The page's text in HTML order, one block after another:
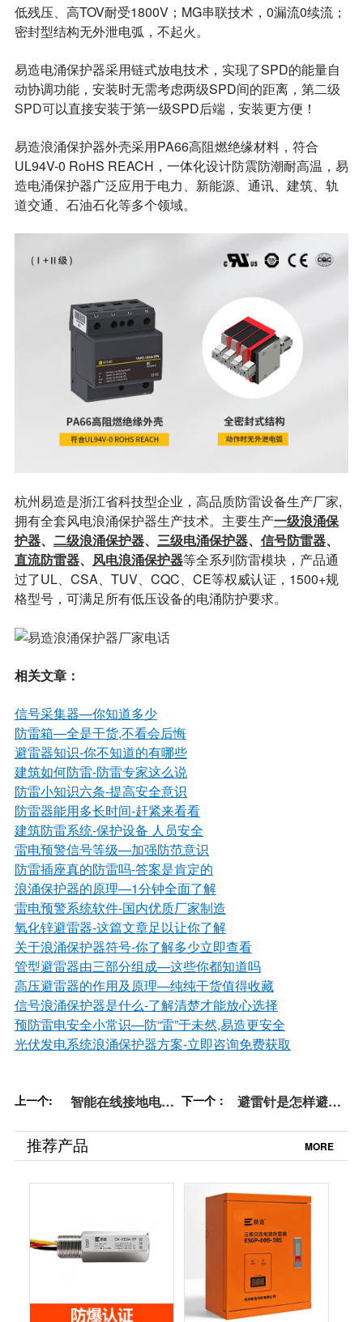
低残压、高TOV耐受1800V；MG串联技术，0漏流0续流；
密封型结构无外泄电弧，不起火。
易造电涌保护器采用链式放电技术，实现了SPD的能量自
动协调功能，安装时无需考虑两级SPD间的距离，第二级
SPD可以直接安装于第一级SPD后端，安装更方便！
易造浪涌保护器外壳采用PA66高阻燃绝缘材料，符合
UL94V-0 RoHS REACH，一体化设计防震防潮耐高温，易
造电涌保护器广泛应用于电力、新能源、通讯、建筑、轨
道交通、石油石化等多个领域。
杭州易造是浙江省科技型企业，高品质防雷设备生产厂家,
拥有全套风电浪涌保护器生产技术。主要生产一级浪涌保
护器、 二级浪涌保护器、 三级电涌保护器、 信号防雷器、
直流防雷器、 风电浪涌保护器等全系列防雷模块，产品通
过了UL、CSA、TUV、CQC、CE等权威认证，1500+规
格型号，可满足所有低压设备的电涌防护要求。
相关文章：
信号采集器—你知道多少
防雷箱—全是干货,不看会后悔
避雷器知识-你不知道的有哪些
建筑如何防雷-防雷专家这么说
防雷小知识六条-提高安全意识
防雷器能用多长时间-赶紧来看看
建筑防雷系统-保护设备 人员安全
雷电预警信号等级—加强防范意识
防雷插座真的防雷吗-答案是肯定的
浪涌保护器的原理—1分钟全面了解
雷电预警系统软件-国内优质厂家制造
氧化锌避雷器-这篇文章足以让你了解
关于浪涌保护器符号-你了解多少立即查看
管型避雷器由三部分组成—这些你都知道吗
高压避雷器的作用及原理—纯纯干货值得收藏
信号浪涌保护器是什么-了解清楚才能放心选择
预防雷电安全小常识—防“雷”于未然,易造更安全
光伏发电系统浪涌保护器方案-立即咨询免费获取
上一个:
智能在线接地电阻
雷设备【易造防
雷】
下一个：
避雷针是怎样避雷
【易造防雷】
推荐产品 MORE